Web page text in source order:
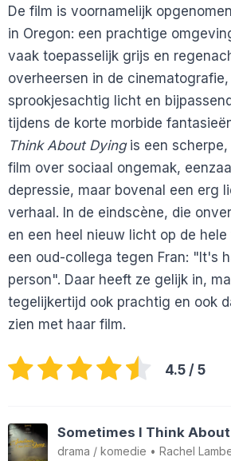
De film is voornamelijk
in Oregon: een prachtige
vaak toepasselijk grijs en
overheersen in de
sprookjesachtig licht en
tijdens de korte morbide
Think About Dyingis een scherpe,
film over sociaal ongemak,
depressie, maar bovenal een erg
verhaal. In de eindscène, die
en een heel nieuw licht op de
een oud-collega tegen Fran: "It's
person". Daar heeft ze gelijk in,
tegelijkertijd ook prachtig en ook
zien met haar film.
4.5 / 5
drama / komedie • Rachel